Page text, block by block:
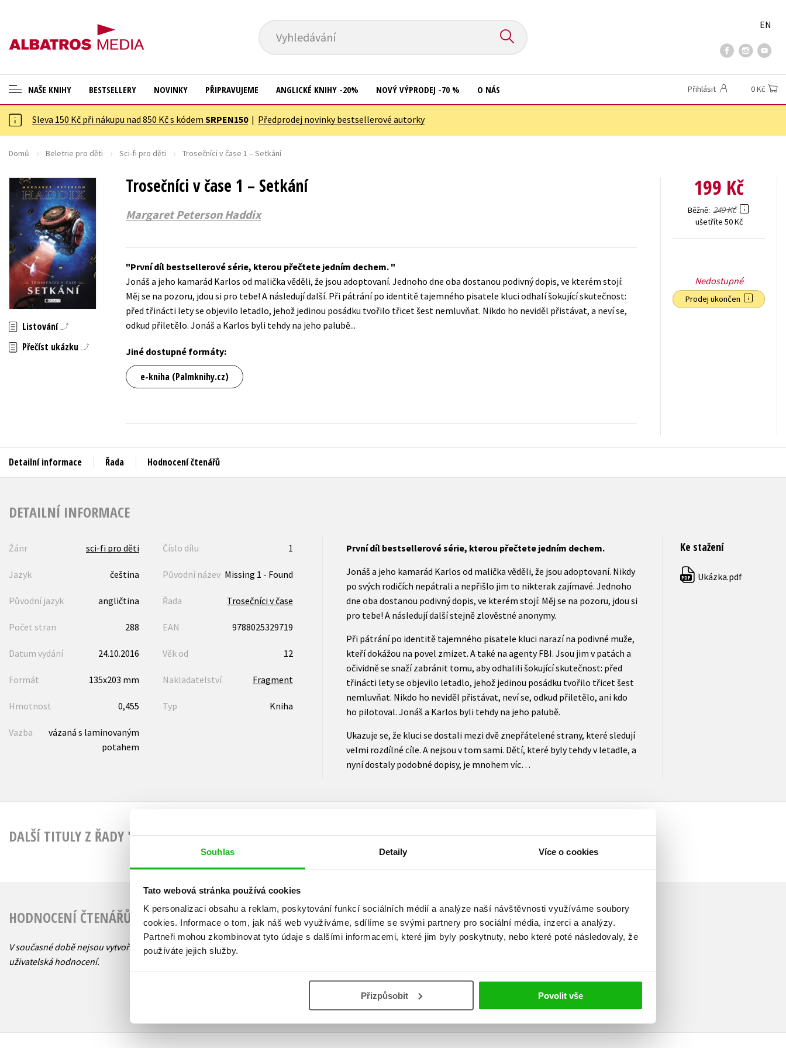
Souhlas Detaily Více o cookies
Tato webová stránka používá cookies
K personalizaci obsahu a reklam, poskytování funkcí sociálních médií a analýze naší návštěvnosti využíváme soubory
cookies. Informace o tom, jak náš web využíváme, sdílíme se svými partnery pro sociální média, inzerci a analýzy.
Partneři mohou zkombinovat tyto údaje s dalšími informacemi, které jim byly poskytnuty, nebo které poté následovaly, že
používáte jejich služby.
Přizpůsobit Povolit vše
Vyhledávání
EN
NAŠE KNIHY
ANGLICKÉ KNIHY -20 %
NOVÝ VÝPRODEJ -70 %
ASTERIX S DÁRKEM
🎁DÁRKOVÉ PUBLIKACE
✉️ DÁRKOVÉ POUKAZY
Auto - moto
Beletrie pro děti
Beletrie pro dospělé
Byznys a ekonomie
Cestování
Dárkové publikace
Digitální fotografie
Esoterika a duchovní svět
Hobby
Jazyky
Kalendáře
Kariéra a osobní rozvoj
Komiks
New Adult
Populárně - naučná pro dospělé
Populárně - naučné pro děti
Předškoláci
Příroda a zahrada
Young adult (SK)
Zahraniční literatura
BESTSELLERY NOVINKY PŘIPRAVUJEME ANGLICKÉ KNIHY -20% NOVÝ VÝPRODEJ -70 % O NÁS Přihlásit 0 Kč
Sleva 150 Kč při nákupu nad 850 Kč s kódem SRPEN150| Předprodej novinky bestsellerové autorky
Domů Beletrie pro děti Sci-fi pro děti Trosečníci v čase 1 – Setkání
Trosečníci v čase 1 – Setkání
Margaret Peterson Haddix
Listování
Přečíst ukázku
První díl bestsellerové série, kterou přečtete jedním dechem.
Jonáš a jeho kamarád Karlos od malička věděli, že jsou adoptovaní. Jednoho dne oba dostanou podivný dopis, ve kterém stojí:
Měj se na pozoru, jdou si pro tebe! A následují další. Při pátrání po identitě tajemného pisatele kluci odhalí šokující skutečnost:
před třinácti lety se objevilo letadlo, jehož jedinou posádku tvořilo třicet šest nemluvňat. Nikdo ho neviděl přistávat, a neví se,
odkud přiletělo. Jonáš a Karlos byli tehdy na jeho palubě...
Jiné dostupné formáty:
e-kniha (Palmknihy.cz)
199 Kč
Běžně 249 Kč
ušetříte 50 Kč
Nedostupné
Prodej ukončen
Detailní informace Řada Hodnocení čtenářů
DETAILNÍ INFORMACE
Žánr sci-fi pro děti Číslo dílu 1
Jazyk čeština Původní název Missing 1 - Found
Původní jazyk angličtina Řada Trosečníci v čase
Počet stran 288 EAN 9788025329719
Datum vydání 24.10.2016 Věk od 12
Formát 135x203 mm Nakladatelství Fragment
Hmotnost 0,455 Typ Kniha
Vazba
vázaná s laminovaným
potahem
První díl bestsellerové série, kterou přečtete jedním dechem.
Jonáš a jeho kamarád Karlos od malička věděli, že jsou adoptovaní. Nikdy
po svých rodičích nepátrali a nepřišlo jim to nikterak zajímavé. Jednoho
dne oba dostanou podivný dopis, ve kterém stojí: Měj se na pozoru, jdou si
pro tebe! A následují další stejně zlověstné anonymy.
Při pátrání po identitě tajemného pisatele kluci narazí na podivné muže,
kteří dokážou na povel zmizet. A také na agenty FBI. Jsou jim v patách a
očividně se snaží zabránit tomu, aby odhalili šokující skutečnost: před
třinácti lety se objevilo letadlo, jehož jedinou posádku tvořilo třicet šest
nemluvňat. Nikdo ho neviděl přistávat, neví se, odkud přiletělo, ani kdo
ho pilotoval. Jonáš a Karlos byli tehdy na jeho palubě.
Ukazuje se, že kluci se dostali mezi dvě znepřátelené strany, které sledují
velmi rozdílné cíle. A nejsou v tom sami. Dětí, které byly tehdy v letadle, a
nyní dostaly podobné dopisy, je mnohem víc…
Ke stažení
PDF Ukázka.pdf
DALŠÍ TITULY Z ŘADY "TROSEČNÍCI V ČASE"
HODNOCENÍ ČTENÁŘŮ
V současné době nejsou vytvořena žádná
uživatelská hodnocení.